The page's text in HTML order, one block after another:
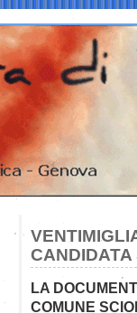
LA
COMUNE